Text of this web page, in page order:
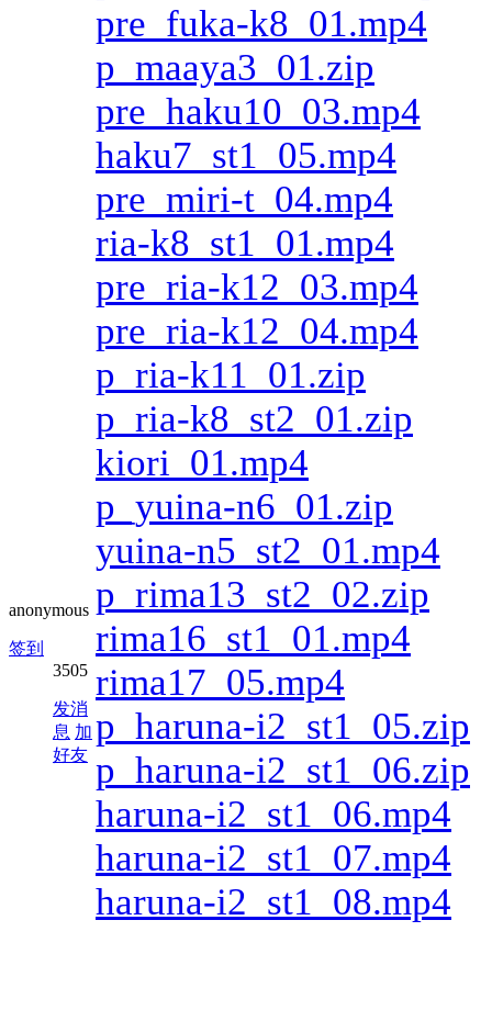
anonymous
签到
3505
发消
息 加
好友
pre_fuka-k8_01.mp4
p_maaya3_01.zip
pre_haku10_03.mp4
haku7_st1_05.mp4
pre_miri-t_04.mp4
ria-k8_st1_01.mp4
pre_ria-k12_03.mp4
pre_ria-k12_04.mp4
p_ria-k11_01.zip
p_ria-k8_st2_01.zip
kiori_01.mp4
p_yuina-n6_01.zip
yuina-n5_st2_01.mp4
p_rima13_st2_02.zip
rima16_st1_01.mp4
rima17_05.mp4
p_haruna-i2_st1_05.zip
p_haruna-i2_st1_06.zip
haruna-i2_st1_06.mp4
haruna-i2_st1_07.mp4
haruna-i2_st1_08.mp4